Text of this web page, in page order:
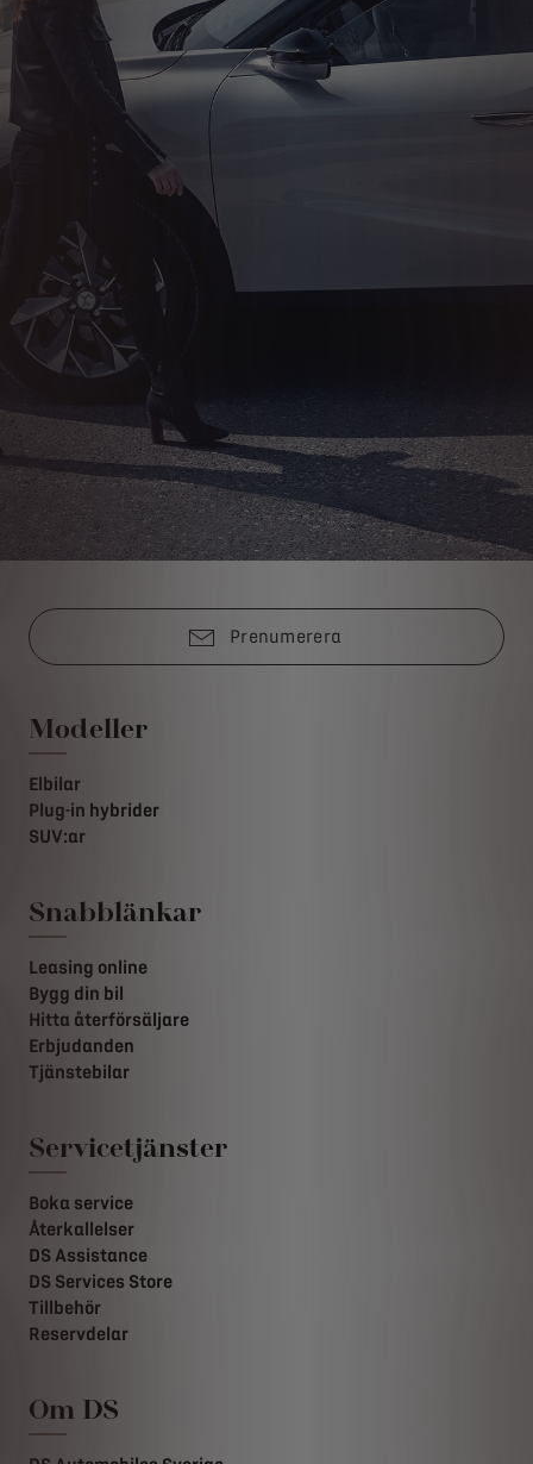
Prenumerera
Modeller
Elbilar
Plug-in hybrider
SUV:ar
Snabblänkar
Leasing online
Bygg din bil
Hitta återförsäljare
Erbjudanden
Tjänstebilar
Servicetjänster
Boka service
Återkallelser
DS Assistance
DS Services Store
Tillbehör
Reservdelar
Om DS